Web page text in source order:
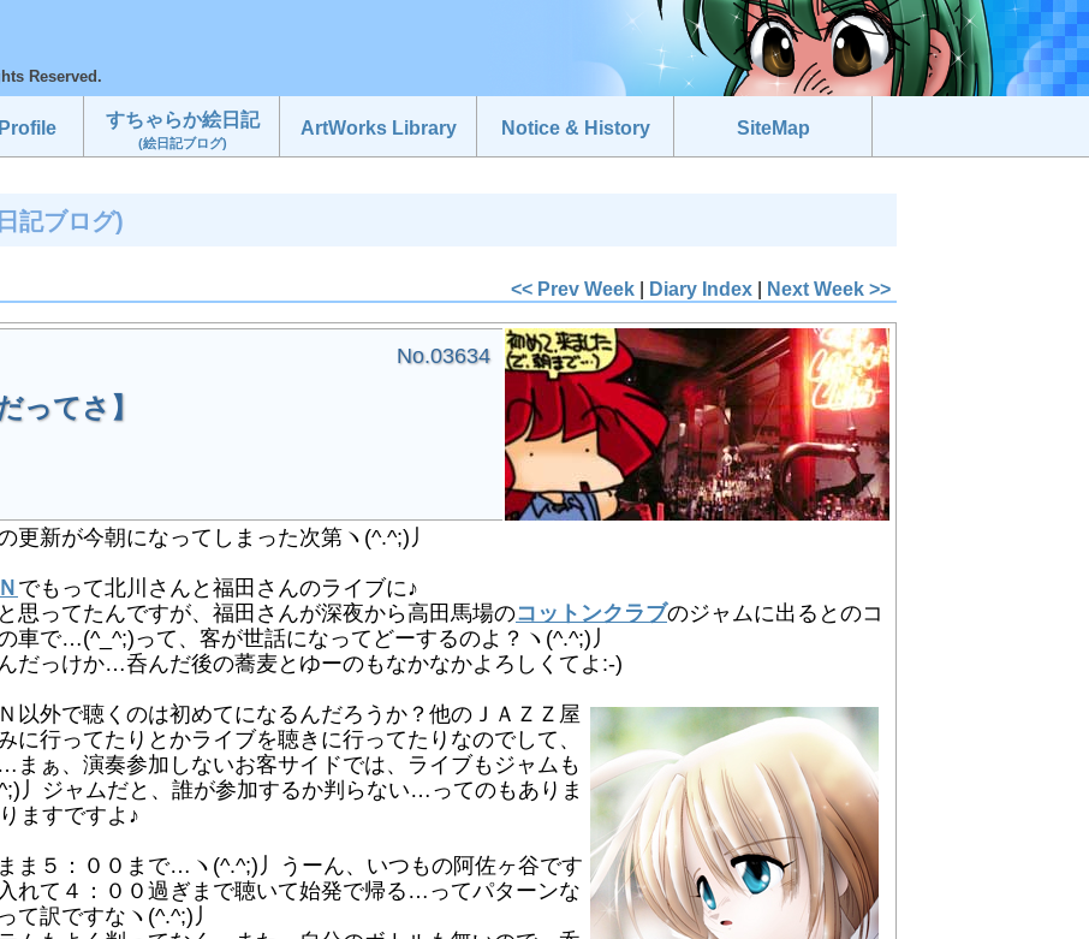
Reserved.
すちゃらか絵日記
(絵日記ブログ)
ArtWorks Library Notice & History SiteMap
記ブログ)
<< Prev Week | Diary Index | Next Week >>
No.03634
ってさ】
新が今朝になってしまった次第ヽ(^.^;)丿
でもって北川さんと福田さんのライブに♪
思ってたんですが、福田さんが深夜から高田馬場のコットンクラブのジャムに出るとのコ
車で…(^_^;)って、客が世話になってどーするのよ？ヽ(^.^;)丿
だっけか…呑んだ後の蕎麦とゆーのもなかなかよろしくてよ:-)
外で聴くのは初めてになるんだろうか？他のＪＡＺＺ屋
に行ってたりとかライブを聴きに行ってたりなのでして、
まぁ、演奏参加しないお客サイドでは、ライブもジャムも
丿ジャムだと、誰が参加するか判らない…ってのもありま
ますですよ♪
ま５：００まで…ヽ(^.^;)丿うーん、いつもの阿佐ヶ谷です
れて４：００過ぎまで聴いて始発で帰る…ってパターンな
て訳ですなヽ(^.^;)丿